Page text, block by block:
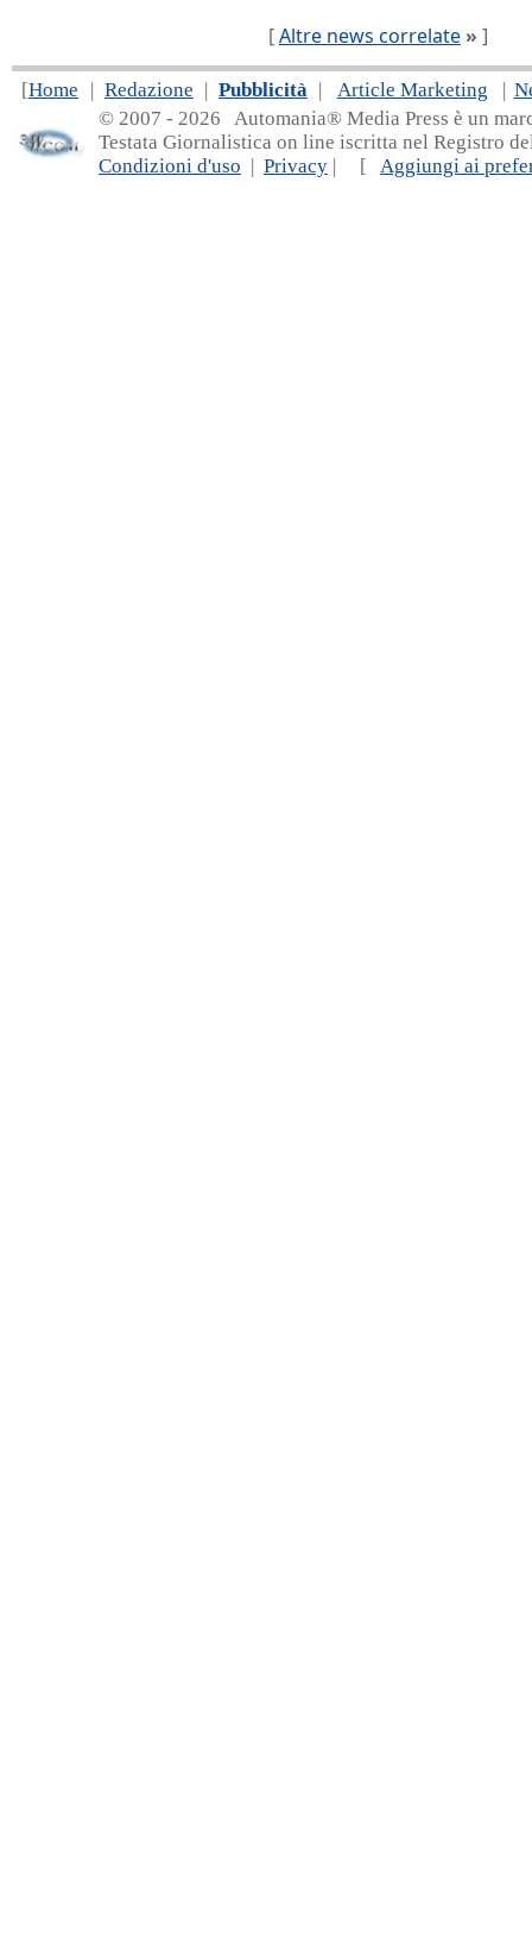
[Altre news correlate » ]
[Home | Redazione | Pubblicità | Article Marketing |
© 2007 - 2026 Automania® Media Press è un
Testata Giornalistica on line iscritta nel Registro
Condizioni d'uso | Privacy | [ Aggiungi ai